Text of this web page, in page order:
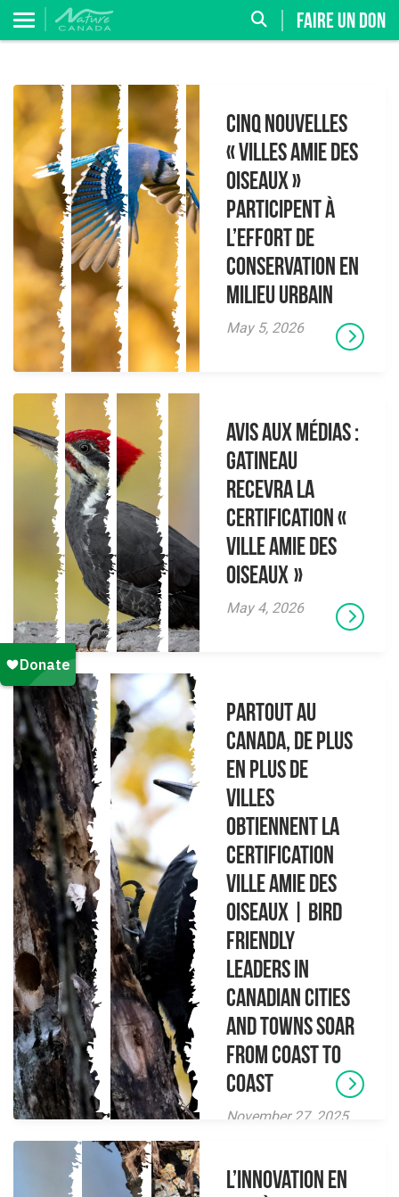
FAIRE UN DON
Cinq nouvelles
« Villes amie des
oiseaux »
participent à
l’effort de
conservation en
milieu urbain
May 5, 2026
AVIS AUX MÉDIAS :
Gatineau
recevra la
certification «
Ville amie des
oiseaux »
May 4, 2026
Partout au
Canada, de plus
en plus de
villes
obtiennent la
certification
Ville amie des
oiseaux | Bird
Friendly
Leaders in
Canadian Cities
and Towns Soar
From Coast to
Coast
November 27, 2025
L’innovation en